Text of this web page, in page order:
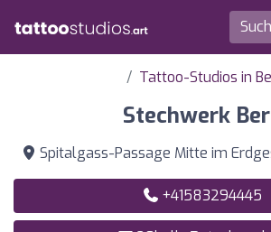
Tattoo-Studios in
Stechwerk
Spitalgass-Passage Mitte im
+41583294445